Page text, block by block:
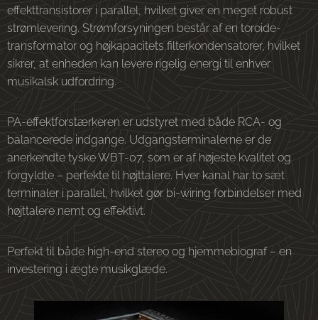
effekttransistorer i parallel, hvilket giver en meget robust
strømlevering. Strømforsyningen består af en toroide-
transformator og højkapacitets filterkondensatorer, hvilket
sikrer, at enheden kan levere rigelig energi til enhver
musikalsk udfordring.
PA-effektforstærkeren er udstyret med både RCA- og
balancerede indgange. Udgangsterminalerne er de
anerkendte tyske WBT-07, som er af højeste kvalitet og
forgyldte – perfekte til højttalere. Hver kanal har to sæt
terminaler i parallel, hvilket gør bi-wiring forbindelser med
højttalere nemt og effektivt.
Perfekt til både high-end stereo og hjemmebiograf – en
investering i ægte musikglæde.